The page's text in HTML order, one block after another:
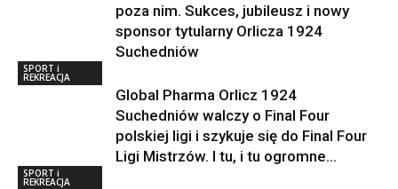
poza nim. Sukces, jubileusz i nowy
sponsor tytularny Orlicza 1924
Suchedniów
SPORT i
REKREACJA
Global Pharma Orlicz 1924
Suchedniów walczy o Final Four
polskiej ligi i szykuje się do Final Four
Ligi Mistrzów. I tu, i tu ogromne...
SPORT i
REKREACJA